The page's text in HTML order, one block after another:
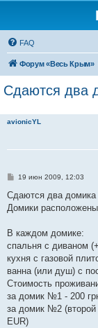
FAQ
Форум «Весь Крым»
Сдаются два
avionicYL
С
о
б
щ
и
е
19 июн 2009, 12:03
Сдаются два домика
Домики расположены
В каждом домике:
спальня с диваном
кухня с газовой
ванна (или душ) с
Стоимость
за домик №1 - 200
за домик №2 (второй
EUR)